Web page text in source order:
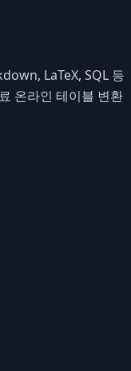
LaTeX, SQL 등
온라인 테이블 변환